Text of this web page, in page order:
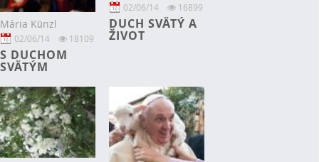
Mária Künzl
02/06/14 18109
S DUCHOM
SVÄTÝM
02/06/14 16899
DUCH SVÄTÝ A
ŽIVOT